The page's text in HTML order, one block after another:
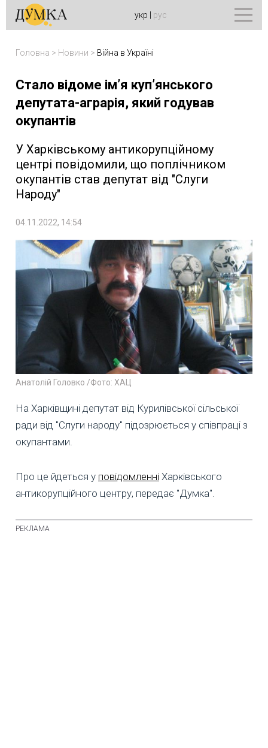
укр рус
Головна > Новини > Війна в Україні
Стало відоме ім’я куп’янського
депутата-аграрія, який годував
окупантів
У Харківському антикорупційному
центрі повідомили, що поплічником
окупантів став депутат від "Слуги
Народу"
04.11.2022, 14:54
Анатолій Головко /Фото: ХАЦ
На Харківщині депутат від Курилівської сільської
ради від "Слуги народу" підозрюється у співпраці з
окупантами.
Про це йдеться у повідомленні Харківського
антикорупційного центру, передає "Думка".